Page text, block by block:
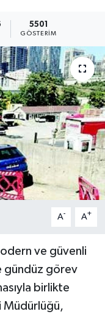
5501
GÖSTERIM
A- A+
ve güvenli
gündüz görev
birlikte
Müdürlüğü,